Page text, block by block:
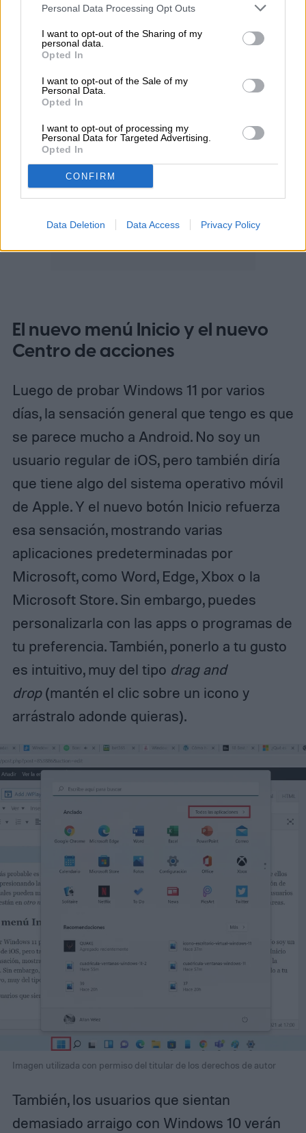
Personal Data Processing Opt Outs
I want to opt-out of the Sharing of my
personal data.
Opted In
I want to opt-out of the Sale of my
Personal Data.
Opted In
I want to opt-out of processing my
Personal Data for Targeted Advertising.
Opted In
CONFIRM
Data Deletion Data Access Privacy Policy
El nuevo menú Inicio y el nuevo
Centro de acciones
Luego de probar Windows 11 por varios
días, la sensación general que tengo es que
se parece mucho a Android. No soy un
usuario regular de iOS, pero también diría
que tiene algo del sistema operativo móvil
de Apple. Y el nuevo botón Inicio refuerza
esa sensación, mostrando varias
aplicaciones predeterminadas por
Microsoft, como Word, Edge, Xbox o la
Microsoft Store. Sin embargo, puedes
personalizarla con las apps o programas de
tu preferencia. También, ponerlo a tu gusto
es intuitivo, muy del tipo drag and
drop(mantén el clic sobre un icono y
arrástralo adonde quieras).
Imagen utilizada con permiso del titular de los derechos de autor
También, los usuarios que sientan
demasiado arraigo con Windows 10 verán